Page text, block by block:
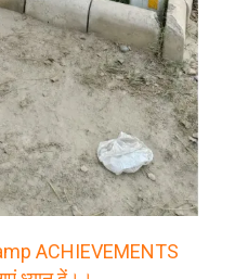
ACHIEVEMENTS